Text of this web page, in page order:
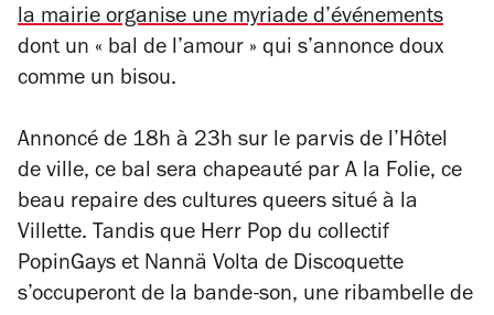
la mairie organise une myriade d’événements
dont un « bal de l’amour » qui s’annonce doux
comme un bisou.
Annoncé de 18h à 23h sur le parvis de l’Hôtel
de ville, ce bal sera chapeauté par A la Folie, ce
beau repaire des cultures queers situé à la
Villette. Tandis que Herr Pop du collectif
PopinGays et Nannä Volta de Discoquette
s’occuperont de la bande-son, une ribambelle de